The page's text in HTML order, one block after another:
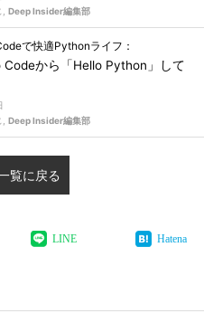
Deep Insider編集部
で快適Pythonライフ：
Codeから「Hello Python」して
Deep Insider編集部
覧に戻る
LINE Hatena